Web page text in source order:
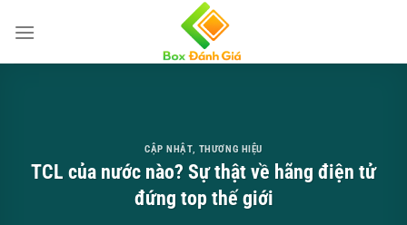
qua
CẬP NHẬT, THƯƠNG HIỆU
TCL của nước nào? Sự thật về hãng điện tử
đứng top thế giới